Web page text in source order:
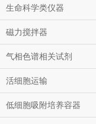
生命科学类仪器
磁力搅拌器
气相色谱相关试剂
活细胞运输
低细胞吸附培养容器